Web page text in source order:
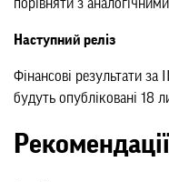
порівняти з
Наступний реліз
Фінансові результати за
будуть опубліковані 18
Рекомендації